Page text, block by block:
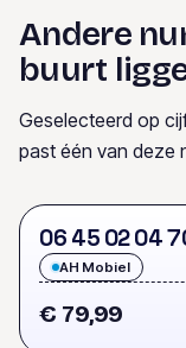
Andere
buurt
Geselecteerd op
past één van deze
06 45 02047
AH Mobiel
€ 79,99